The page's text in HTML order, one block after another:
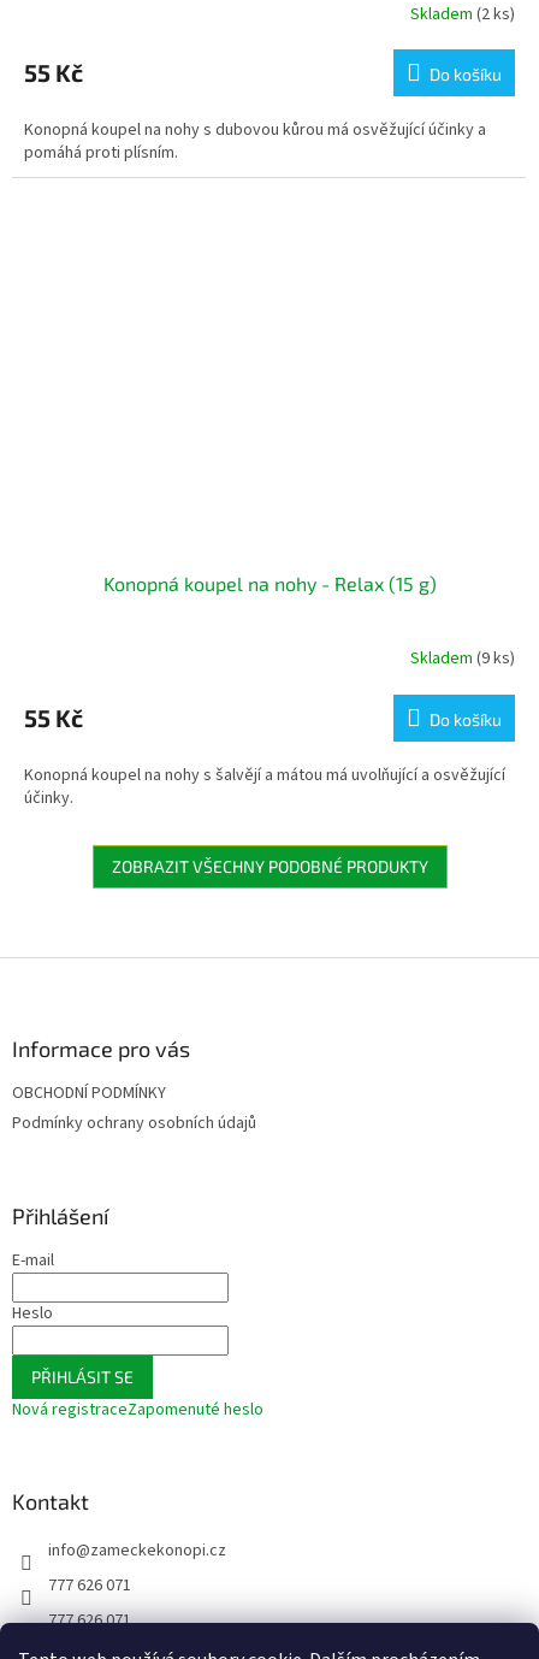
Skladem (2 ks)
55 Kč Do košíku
Konopná koupel na nohy s dubovou kůrou má osvěžující účinky a
pomáhá proti plísním.
Konopná koupel na nohy - Relax (15 g)
Skladem (9 ks)
55 Kč Do košíku
Konopná koupel na nohy s šalvějí a mátou má uvolňující a osvěžující
účinky.
ZOBRAZIT VŠECHNY PODOBNÉ PRODUKTY
Informace pro vás
OBCHODNÍ PODMÍNKY
Podmínky ochrany osobních údajů
Přihlášení
E-mail
Heslo
PŘIHLÁSIT SE
Nová registraceZapomenuté heslo
Kontakt
info@zameckekonopi.cz
777 626 071
777 626 071